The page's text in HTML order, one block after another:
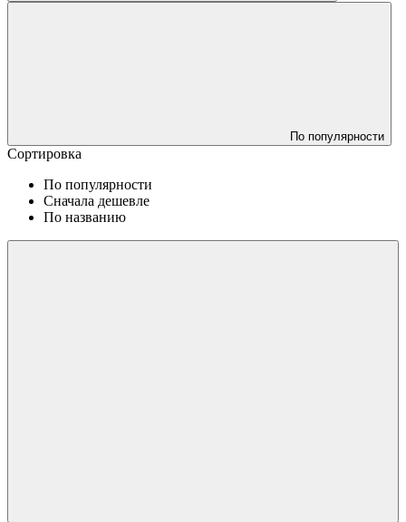
По популярности
Сортировка
По популярности
Сначала дешевле
По названию